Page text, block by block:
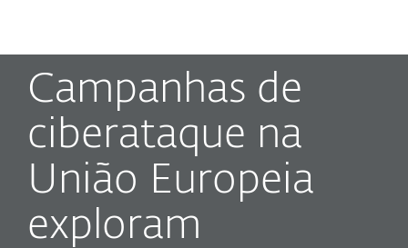
Campanhas de
ciberataque na
União Europeia
exploram